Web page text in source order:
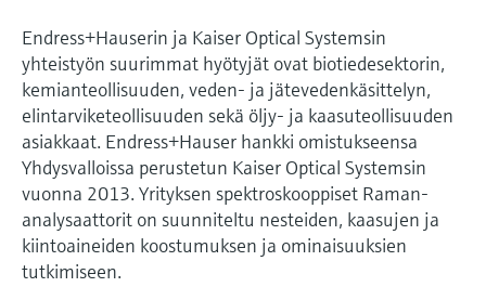
Endress+Hauserin ja Kaiser Optical Systemsin
yhteistyön suurimmat hyötyjät ovat biotiedesektorin,
kemianteollisuuden, veden- ja jätevedenkäsittelyn,
elintarviketeollisuuden sekä öljy- ja kaasuteollisuuden
asiakkaat. Endress+Hauser hankki omistukseensa
Yhdysvalloissa perustetun Kaiser Optical Systemsin
vuonna 2013. Yrityksen spektroskooppiset Raman-
analysaattorit on suunniteltu nesteiden, kaasujen ja
kiintoaineiden koostumuksen ja ominaisuuksien
tutkimiseen.